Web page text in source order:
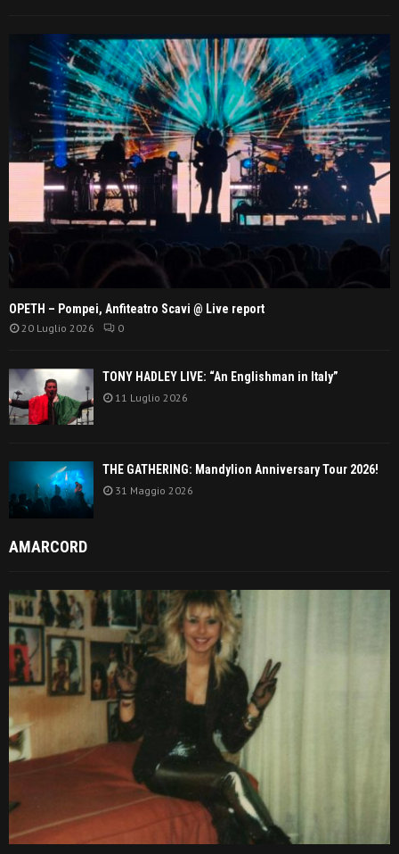
OPETH – Pompei, Anfiteatro Scavi @ Live report
20 Luglio 2026 0
TONY HADLEY LIVE: “An Englishman in Italy”
11 Luglio 2026
THE GATHERING: Mandylion Anniversary Tour 2026!
31 Maggio 2026
AMARCORD